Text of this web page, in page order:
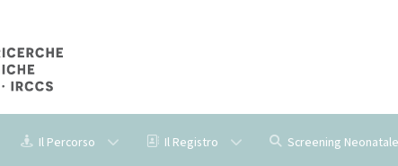
Il Percorso Il Registro Screening Neonatale